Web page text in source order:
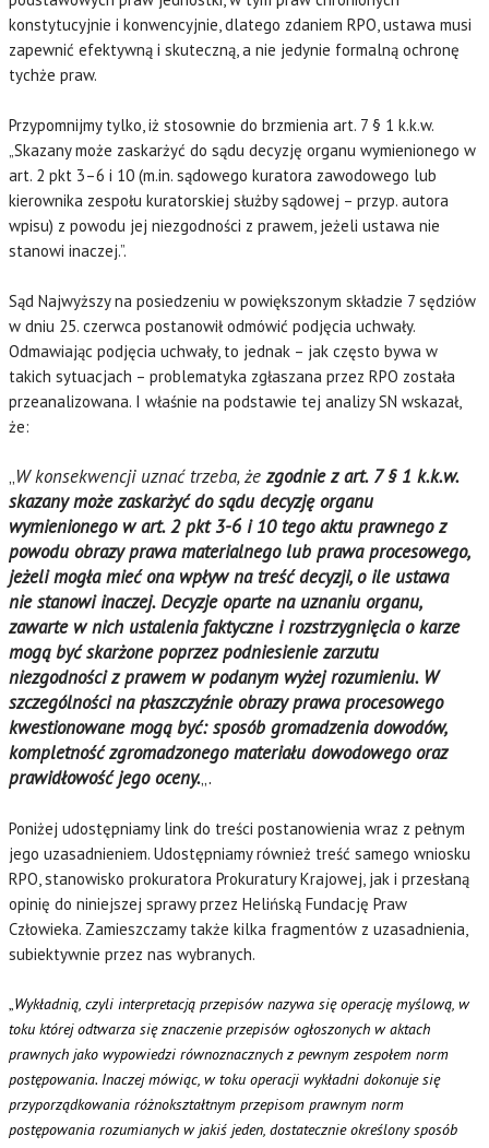
konstytucyjnie i konwencyjnie, dlatego zdaniem RPO, ustawa musi
zapewnić efektywną i skuteczną, a nie jedynie formalną ochronę
tychże praw.
Przypomnijmy tylko, iż stosownie do brzmienia art. 7 § 1 k.k.w.
„Skazany może zaskarżyć do sądu decyzję organu wymienionego w
art. 2 pkt 3–6 i 10 (m.in. sądowego kuratora zawodowego lub
kierownika zespołu kuratorskiej służby sądowej – przyp. autora
wpisu) z powodu jej niezgodności z prawem, jeżeli ustawa nie
stanowi inaczej.”.
Sąd Najwyższy na posiedzeniu w powiększonym składzie 7 sędziów
w dniu 25. czerwca postanowił odmówić podjęcia uchwały.
Odmawiając podjęcia uchwały, to jednak – jak często bywa w
takich sytuacjach – problematyka zgłaszana przez RPO została
przeanalizowana. I właśnie na podstawie tej analizy SN wskazał,
że:
„W konsekwencji uznać trzeba, że zgodnie z art. 7 § 1 k.k.w.
skazany może zaskarżyć do sądu decyzję organu
wymienionego w art. 2 pkt 3-6 i 10 tego aktu prawnego z
powodu obrazy prawa materialnego lub prawa procesowego,
jeżeli mogła mieć ona wpływ na treść decyzji, o ile ustawa
nie stanowi inaczej. Decyzje oparte na uznaniu organu,
zawarte w nich ustalenia faktyczne i rozstrzygnięcia o karze
mogą być skarżone poprzez podniesienie zarzutu
niezgodności z prawem w podanym wyżej rozumieniu. W
szczególności na płaszczyźnie obrazy prawa procesowego
kwestionowane mogą być: sposób gromadzenia dowodów,
kompletność zgromadzonego materiału dowodowego oraz
prawidłowość jego oceny.„.
Poniżej udostępniamy link do treści postanowienia wraz z pełnym
jego uzasadnieniem. Udostępniamy również treść samego wniosku
RPO, stanowisko prokuratora Prokuratury Krajowej, jak i przesłaną
opinię do niniejszej sprawy przez Helińską Fundację Praw
Człowieka. Zamieszczamy także kilka fragmentów z uzasadnienia,
subiektywnie przez nas wybranych.
„Wykładnią, czyli interpretacją przepisów nazywa się operację myślową, w
toku której odtwarza się znaczenie przepisów ogłoszonych w aktach
prawnych jako wypowiedzi równoznacznych z pewnym zespołem norm
postępowania. Inaczej mówiąc, w toku operacji wykładni dokonuje się
przyporządkowania różnokształtnym przepisom prawnym norm
postępowania rozumianych w jakiś jeden, dostatecznie określony sposób